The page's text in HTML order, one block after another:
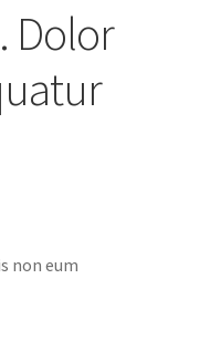
Dolor
non eum